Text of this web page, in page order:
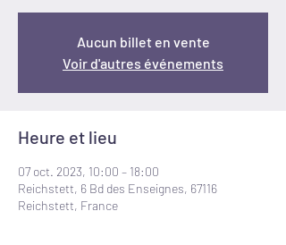
Aucun billet en vente
Voir d'autres événements
Heure et lieu
07 oct. 2023, 10:00 – 18:00
Reichstett, 6 Bd des Enseignes, 67116
Reichstett, France